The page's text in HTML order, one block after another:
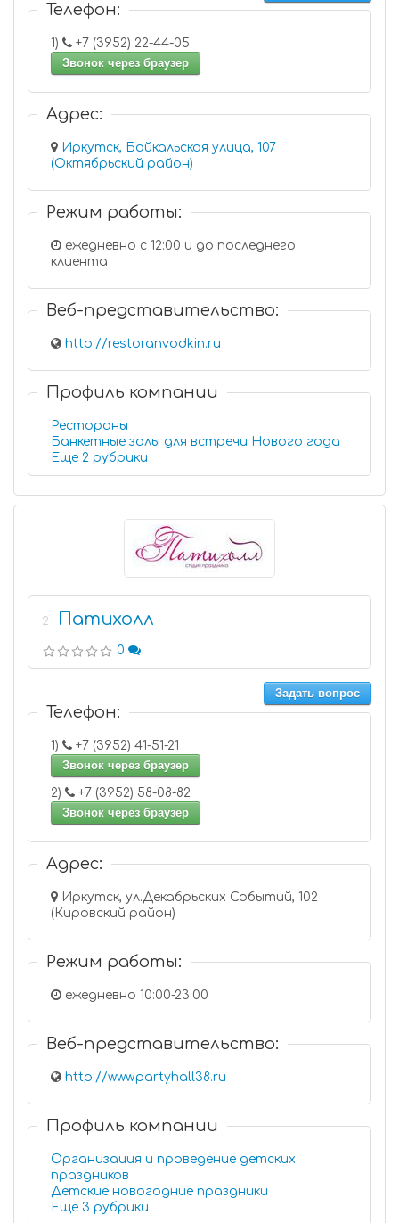
Телефон:
1)
+7 (3952) 22-44-05
Звонок через браузер
Адрес:
Иркутск, Байкальская улица, 107
(Октябрьский район)
Режим работы:
ежедневно с 12:00 и до последнего
клиента
Веб-представительство:
http://restoranvodkin.ru
Профиль компании
Рестораны
Банкетные залы для встречи Нового года
Еще 2 рубрики
2 Патихолл
0
Задать вопрос
Телефон:
1)
+7 (3952) 41-51-21
Звонок через браузер
2)
+7 (3952) 58-08-82
Звонок через браузер
Адрес:
Иркутск, ул.Декабрьских Событий, 102
(Кировский район)
Режим работы:
ежедневно 10:00-23:00
Веб-представительство:
http://www.partyhall38.ru
Профиль компании
Организация и проведение детских
праздников
Детские новогодние праздники
Еще 3 рубрики